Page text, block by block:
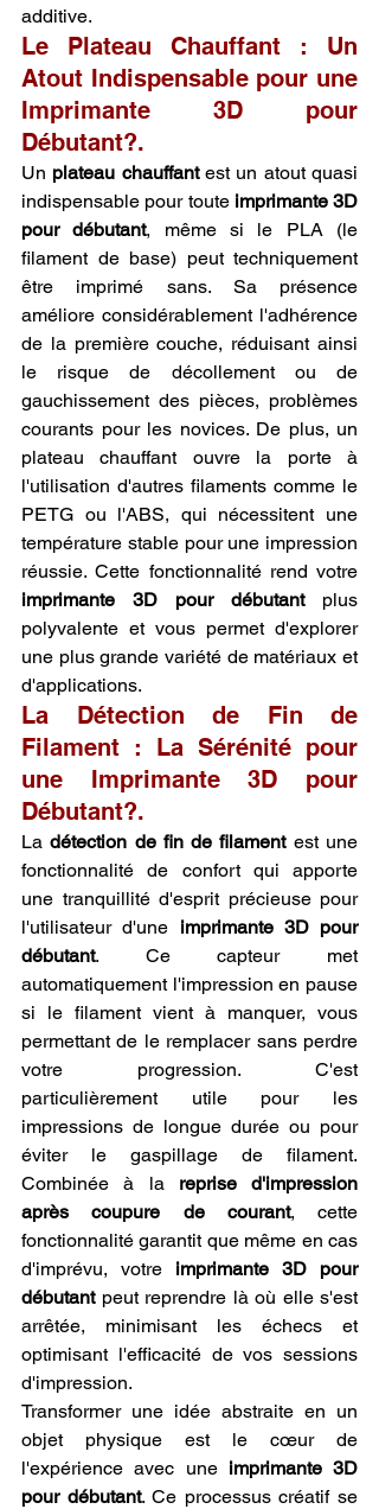
additive.
Le Plateau Chauffant : Un
Atout Indispensable pour une
Imprimante 3D pour
Débutant?.
Un plateau chauffant est un atout quasi
indispensable pour toute imprimante 3D
pour débutant, même si le PLA (le
filament de base) peut techniquement
être imprimé sans. Sa présence
améliore considérablement l'adhérence
de la première couche, réduisant ainsi
le risque de décollement ou de
gauchissement des pièces, problèmes
courants pour les novices. De plus, un
plateau chauffant ouvre la porte à
l'utilisation d'autres filaments comme le
PETG ou l'ABS, qui nécessitent une
température stable pour une impression
imprimante 3D pour débutant plus
polyvalente et vous permet d'explorer
une plus grande variété de matériaux et
d'applications.
La Détection de Fin de
Filament : La Sérénité pour
une Imprimante 3D pour
Débutant?.
La détection de fin de filament est une
fonctionnalité de confort qui apporte
une tranquillité d'esprit précieuse pour
l'utilisateur d'une imprimante 3D pour
débutant. Ce capteur met
automatiquement l'impression en pause
si le filament vient à manquer, vous
permettant de le remplacer sans perdre
votre progression. C'est
particulièrement utile pour les
impressions de longue durée ou pour
éviter le gaspillage de filament.
Combinée à la reprise d'impression
après coupure de courant, cette
fonctionnalité garantit que même en cas
d'imprévu, votre imprimante 3D pour
débutant peut reprendre là où elle s'est
arrêtée, minimisant les échecs et
optimisant l'efficacité de vos sessions
d'impression.
Transformer une idée abstraite en un
objet physique est le cœur de
l'expérience avec une imprimante 3D
pour débutant. Ce processus créatif se